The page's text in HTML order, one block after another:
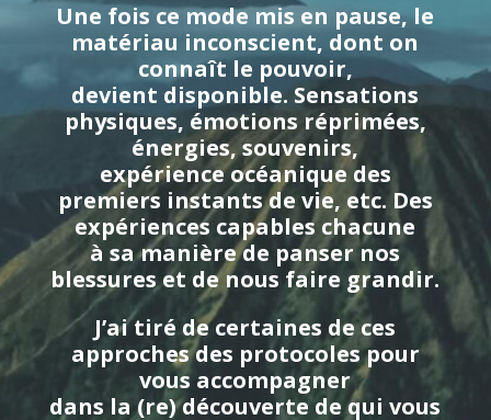
Une fois ce mode mis en pause, le
matériau inconscient, dont on
connaît le pouvoir,
devient disponible. Sensations
physiques, émotions réprimées,
énergies, souvenirs,
expérience océanique des
premiers instants de vie, etc. Des
expériences capables chacune
à sa manière de panser nos
blessures et de nous faire grandir.
J’ai tiré de certaines de ces
approches des protocoles pour
vous accompagner
dans la (re) découverte de qui vous